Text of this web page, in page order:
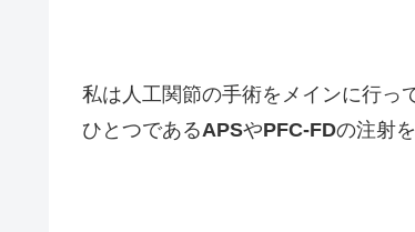
私は人工関節の手術をメインに行っ
ひとつであるAPSやPFC-FDの注射